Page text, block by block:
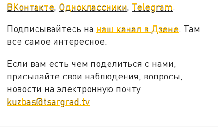
ВКонтакте Одноклассники Telegram
Подписывайтесь на наш канал в Дзене. Там
все самое интересное.
Если вам есть чем поделиться с нами,
присылайте свои наблюдения, вопросы,
новости на электронную почту
kuzbas@tsargrad.tv